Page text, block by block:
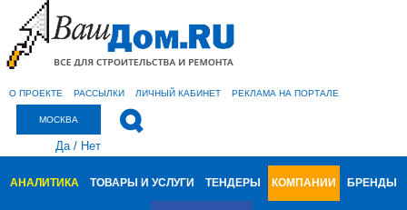
О ПРОЕКТЕ РАССЫЛКИ ЛИЧНЫЙ КАБИНЕТ РЕКЛАМА НА ПОРТАЛЕ
МОСКВА
Да/ Нет
АНАЛИТИКА ТОВАРЫ И УСЛУГИ ТЕНДЕРЫ КОМПАНИИ БРЕНДЫ